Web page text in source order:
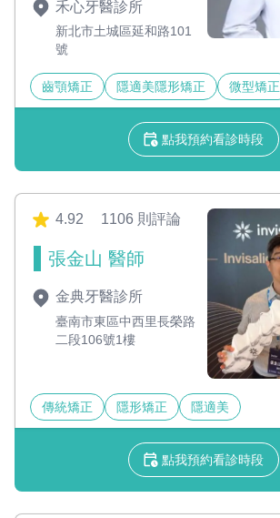
禾心牙醫診所
新北市土城區延和路101
號
齒顎矯正 隱適美隱形矯正 微型矯正
點我預約看診時段
4.92 1106 則評論
張金山 醫師
金典牙醫診所
臺南市東區中西里長榮路
二段106號1樓
傳統矯正 隱形矯正 隱適美
點我預約看診時段